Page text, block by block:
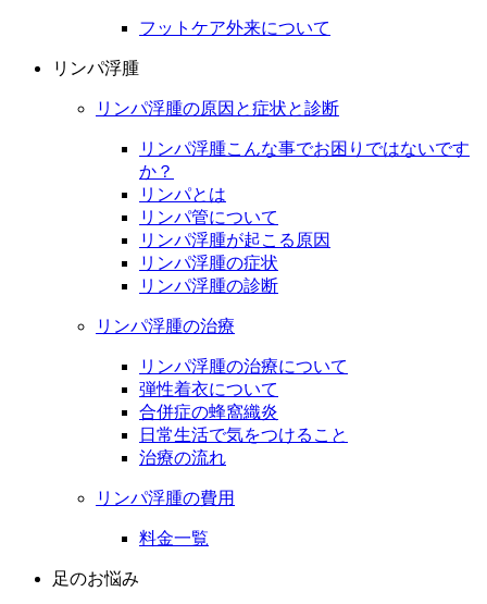
フットケア外来について
リンパ浮腫
リンパ浮腫の原因と症状と診断
リンパ浮腫こんな事でお困りではないです
か？
リンパとは
リンパ管について
リンパ浮腫が起こる原因
リンパ浮腫の症状
リンパ浮腫の診断
リンパ浮腫の治療
リンパ浮腫の治療について
弾性着衣について
合併症の蜂窩織炎
日常生活で気をつけること
治療の流れ
リンパ浮腫の費用
料金一覧
足のお悩み